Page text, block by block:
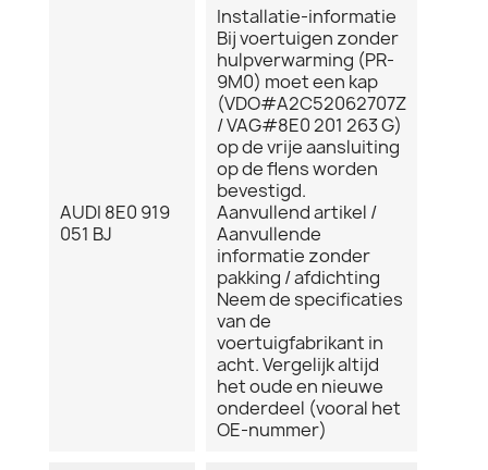
AUDI 8E0 919
051 BJ
Installatie-informatie
Bij voertuigen zonder
hulpverwarming (PR-
9M0) moet een kap
(VDO#A2C52062707Z
/ VAG#8E0 201 263 G)
op de vrije aansluiting
op de flens worden
bevestigd.
Aanvullend artikel /
Aanvullende
informatie zonder
pakking / afdichting
Neem de specificaties
van de
voertuigfabrikant in
acht. Vergelijk altijd
het oude en nieuwe
onderdeel (vooral het
OE-nummer)